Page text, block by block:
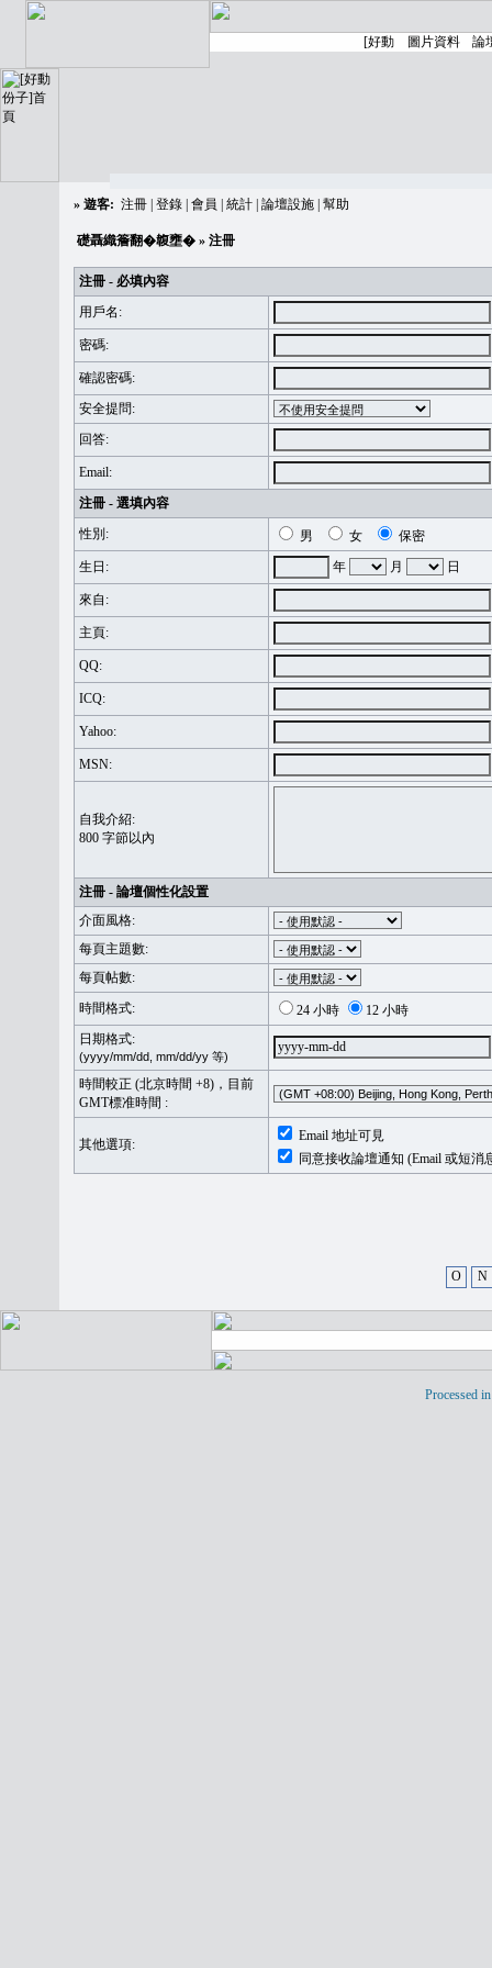
» 遊客: 注冊 登錄 會員 統計 論壇設施 幫助
礎聶織簷翻�䪖壅� » 注冊
注冊 - 必填內容
用戶名:
密碼:
確認密碼:
安全提問:
回答:
Email:
注冊 - 選填內容
性別:
男 女
保密
生日:
年 月 日
來自:
主頁:
QQ:
ICQ:
Yahoo:
MSN:
自我介紹:
800 字節以內
注冊 - 論壇個性化設置
介面風格:
每頁主題數:
每頁帖數:
時間格式:
24 小時
12 小時
日期格式:
(yyyy/mm/dd, mm/dd/yy 等)
時間較正 (北京時間 +8)，目前
GMT標准時間 :
其他選項:
Email 地址可見
同意接收論壇通知 (Email 或短消
O N
Processed